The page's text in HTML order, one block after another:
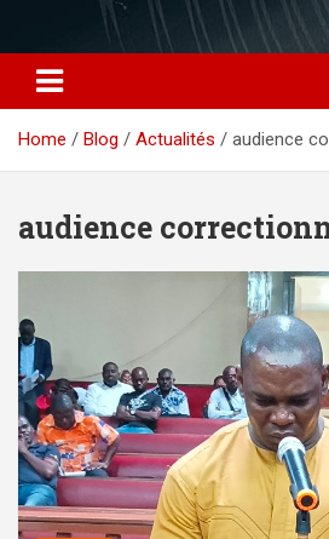
Home Blog Actualités audience
audience